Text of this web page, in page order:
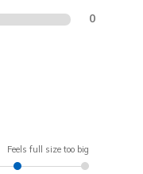
0
Feels full size too big